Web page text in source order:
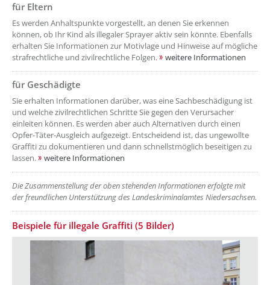
für Eltern
Es werden Anhaltspunkte vorgestellt, an denen Sie erkennen
können, ob Ihr Kind als illegaler Sprayer aktiv sein könnte. Ebenfalls
erhalten Sie Informationen zur Motivlage und Hinweise auf mögliche
strafrechtliche und zivilrechtliche Folgen.
weitere Informationen
für Geschädigte
Sie erhalten Informationen darüber, was eine Sachbeschädigung ist
und welche zivilrechtlichen Schritte Sie gegen den Verursacher
einleiten können. Es werden aber auch Alternativen durch einen
Opfer-Täter-Ausgleich aufgezeigt. Entscheidend ist, das ungewollte
Graffiti zu dokumentieren und dann schnellstmöglich beseitigen zu
lassen.
weitere Informationen
Die Zusammenstellung der oben stehenden Informationen erfolgte mit
der freundlichen Unterstützung des Landeskriminalamtes Niedersachsen.
Beispiele für illegale Graffiti (5 Bilder)